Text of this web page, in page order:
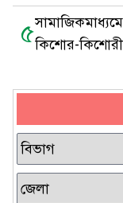
৫কিশোর-